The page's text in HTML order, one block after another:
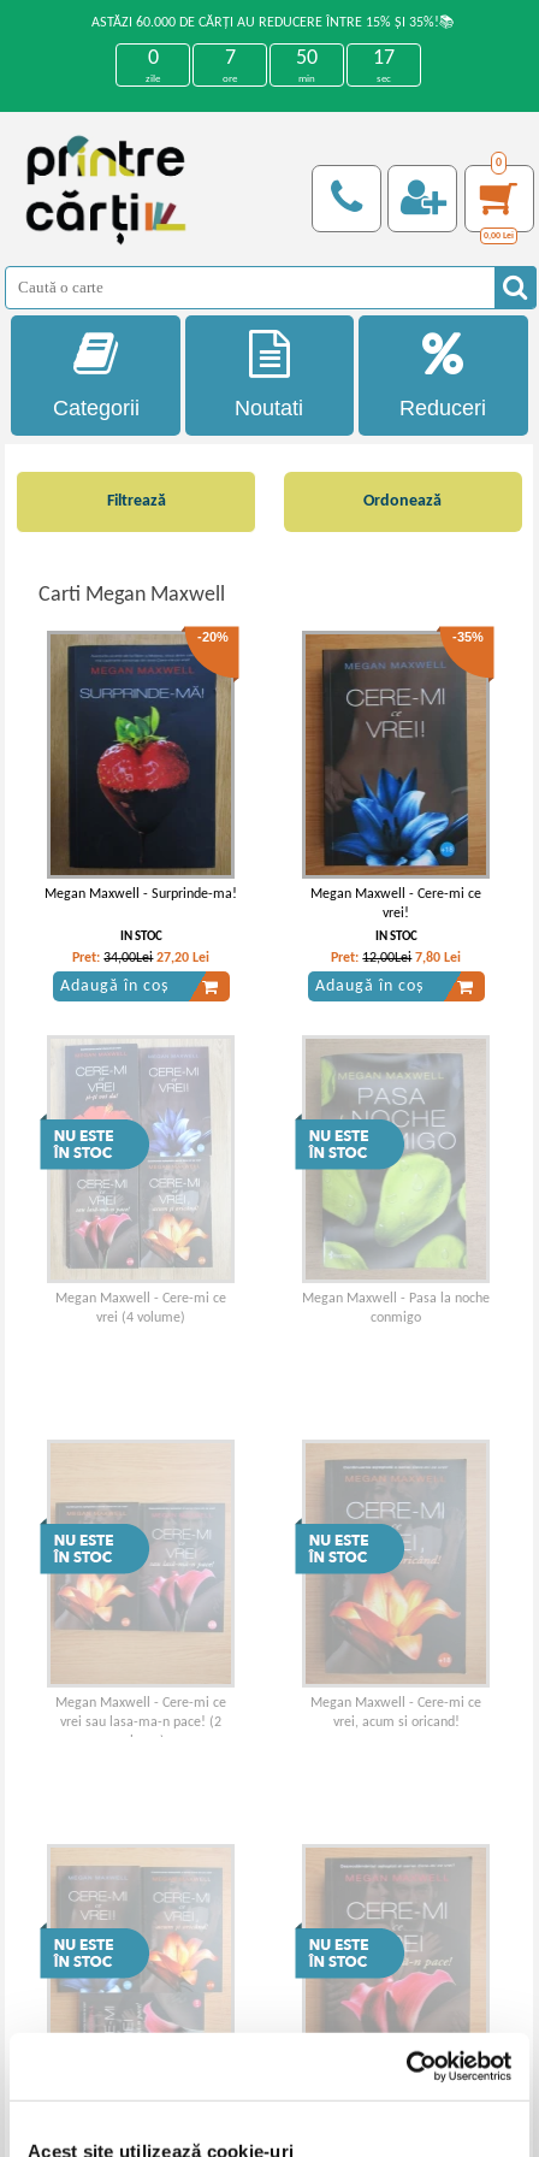
Acest site utilizează cookie-uri
ASTĂZI 60.000 DE CĂRȚI AU REDUCERE ÎNTRE 15% ȘI 35%!📚
0
zile
7
ore
50
min
16
sec
0
0,00 Lei
Categorii Noutati Reduceri
Filtrează
Carti Megan Maxwell
Ordonează
-20%
Megan Maxwell - Surprinde-ma!
IN STOC
Pret:34,00Lei 27,20 Lei
Adaugă în coș
-35%
Megan Maxwell - Cere-mi ce
vrei!
IN STOC
Pret:12,00Lei 7,80 Lei
Adaugă în coș
Megan Maxwell - Cere-mi ce
vrei (4 volume)
Megan Maxwell - Pasa la noche
conmigo
Megan Maxwell - Cere-mi ce
vrei sau lasa-ma-n pace! (2
volume)
Megan Maxwell - Cere-mi ce
vrei, acum si oricand!